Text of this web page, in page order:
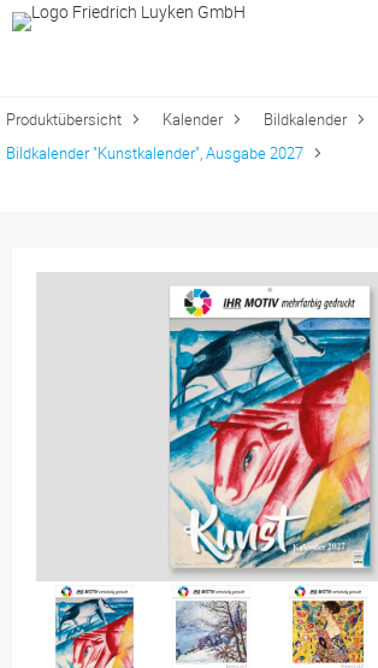
Produktübersicht Kalender
Bildkalender
Bildkalender "Kunstkalender", Ausgabe 2027